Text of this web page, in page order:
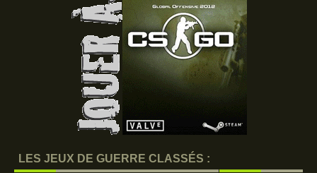
LES JEUX DE GUERRE CLASSÉS :